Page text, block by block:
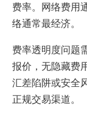
费率。网络费用
络通常最经济。
费率透明度问题
报价，无隐藏费
汇差陷阱或安全
正规交易渠道。